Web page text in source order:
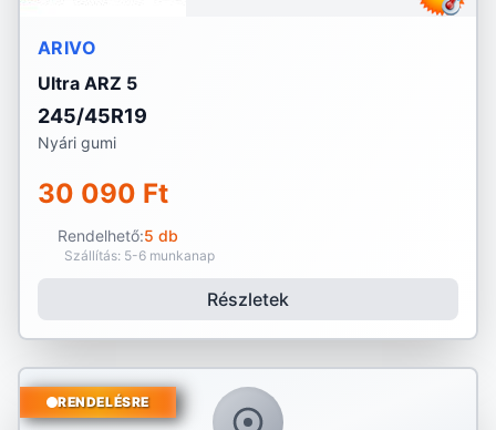
ARIVO
Ultra ARZ 5
245/45R19
Nyári gumi
30 090 Ft
Rendelhető:5 db
Szállítás: 5-6 munkanap
Részletek
RENDELÉSRE